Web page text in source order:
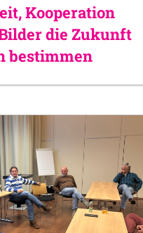
Kooperation
die Zukunft
bestimmen